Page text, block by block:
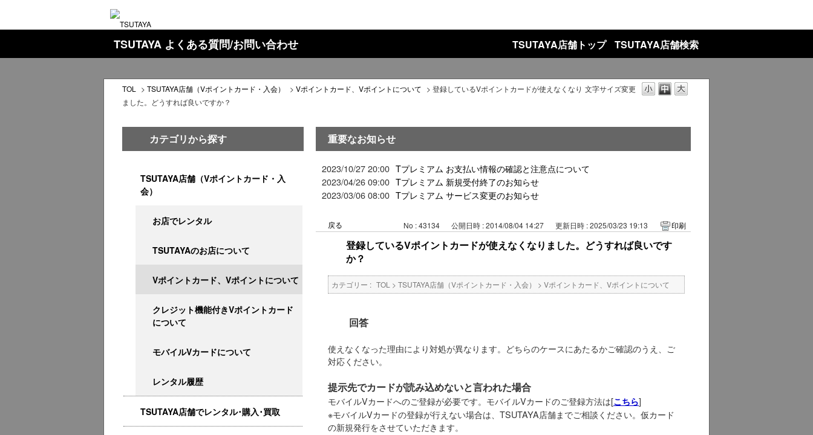
TSUTAYA よくある質問/お問い合わせ TSUTAYA店舗トップ TSUTAYA店舗検索
文字サイズ変更
TOL > TSUTAYA店舗（Vポイントカード・入会） > Vポイントカード、Vポイントについて > 登録しているVポイントカードが使えなくなり
ました。どうすれば良いですか？
カテゴリから探す
TSUTAYA店舗（Vポイントカード・入
会）
お店でレンタル
TSUTAYAのお店について
Vポイントカード、Vポイントについて
クレジット機能付きVポイントカード
について
モバイルVカードについて
レンタル履歴
TSUTAYA店舗でレンタル･購入･買取
重要なお知らせ
2023/10/27 20:00 Tプレミアム お支払い情報の確認と注意点について
2023/04/26 09:00 Tプレミアム 新規受付終了のお知らせ
2023/03/06 08:00 Tプレミアム サービス変更のお知らせ
戻る No : 43134 公開日時 : 2014/08/04 14:27 更新日時 : 2025/03/23 19:13 印刷
登録しているVポイントカードが使えなくなりました。どうすれば良いです
か？
カテゴリー : TOL > TSUTAYA店舗（Vポイントカード・入会） > Vポイントカード、Vポイントについて
回答
使えなくなった理由により対処が異なります。どちらのケースにあたるかご確認のうえ、ご
対応ください。
提示先でカードが読み込めないと言われた場合
モバイルVカードへのご登録が必要です。モバイルVカードのご登録方法は[こちら]
※モバイルVカードの登録が行えない場合は、TSUTAYA店舗までご相談ください。仮カード
の新規発行をさせていただきます。